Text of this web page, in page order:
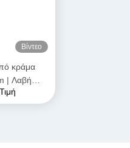
Βίντεο
κράμα
| Λαβή
ACSR &